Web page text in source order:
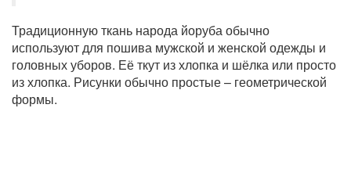
Традиционную ткань народа йоруба обычно
используют для пошива мужской и женской одежды и
головных уборов. Её ткут из хлопка и шёлка или просто
из хлопка. Рисунки обычно простые – геометрической
формы.